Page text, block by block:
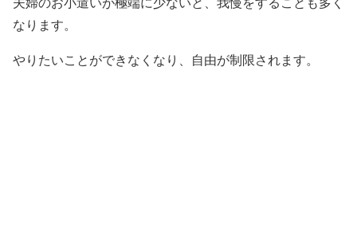
夫婦のお小遣いが極端に少ないと、我慢をすることも多く
なります。
やりたいことができなくなり、自由が制限されます。